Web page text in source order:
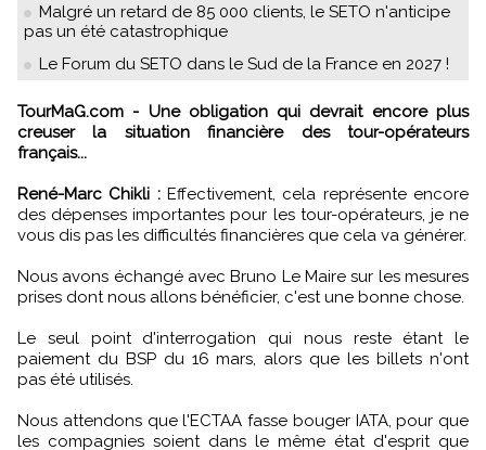
Malgré un retard de 85 000 clients, le SETO n'anticipe
pas un été catastrophique
Le Forum du SETO dans le Sud de la France en 2027 !
TourMaG.com - Une obligation qui devrait encore plus
creuser la situation financière des tour-opérateurs
français...
René-Marc Chikli :Effectivement, cela représente encore
des dépenses importantes pour les tour-opérateurs, je ne
vous dis pas les difficultés financières que cela va générer.
Nous avons échangé avec Bruno Le Maire sur les mesures
prises dont nous allons bénéficier, c'est une bonne chose.
Le seul point d'interrogation qui nous reste étant le
paiement du BSP du 16 mars, alors que les billets n'ont
pas été utilisés.
Nous attendons que l'ECTAA fasse bouger IATA, pour que
les compagnies soient dans le même état d'esprit que